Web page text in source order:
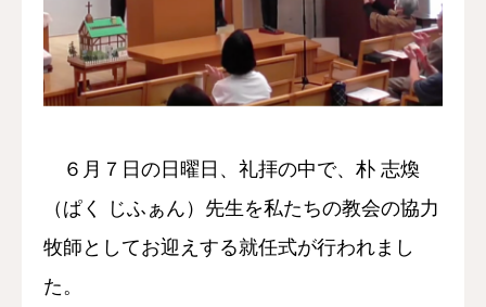
６月７日の日曜日、礼拝の中で、朴 志煥
（ぱく じふぁん）先生を私たちの教会の協力
牧師としてお迎えする就任式が行われまし
た。